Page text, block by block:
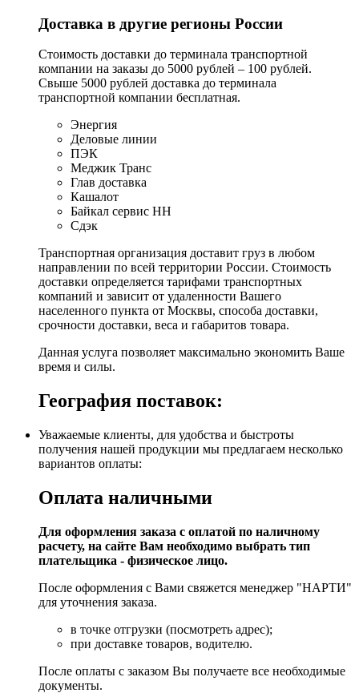
Доставка в другие регионы России
Стоимость доставки до терминала транспортной
компании на заказы до 5000 рублей – 100 рублей.
Свыше 5000 рублей доставка до терминала
транспортной компании бесплатная.
Энергия
Деловые линии
ПЭК
Меджик Транс
Глав доставка
Кашалот
Байкал сервис НН
Сдэк
Транспортная организация доставит груз в любом
направлении по всей территории России. Стоимость
доставки определяется тарифами транспортных
компаний и зависит от удаленности Вашего
населенного пункта от Москвы, способа доставки,
срочности доставки, веса и габаритов товара.
Данная услуга позволяет максимально экономить Ваше
время и силы.
География поставок:
Уважаемые клиенты, для удобства и быстроты
получения нашей продукции мы предлагаем несколько
вариантов оплаты:
Оплата наличными
Для оформления заказа с оплатой по наличному
расчету, на сайте Вам необходимо выбрать тип
плательщика - физическое лицо.
После оформления с Вами свяжется менеджер "НАРТИ"
для уточнения заказа.
в точке отгрузки (посмотреть адрес);
при доставке товаров, водителю.
После оплаты с заказом Вы получаете все необходимые
документы.